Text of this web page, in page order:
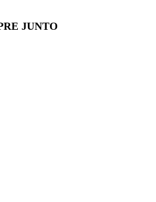
JUNTO